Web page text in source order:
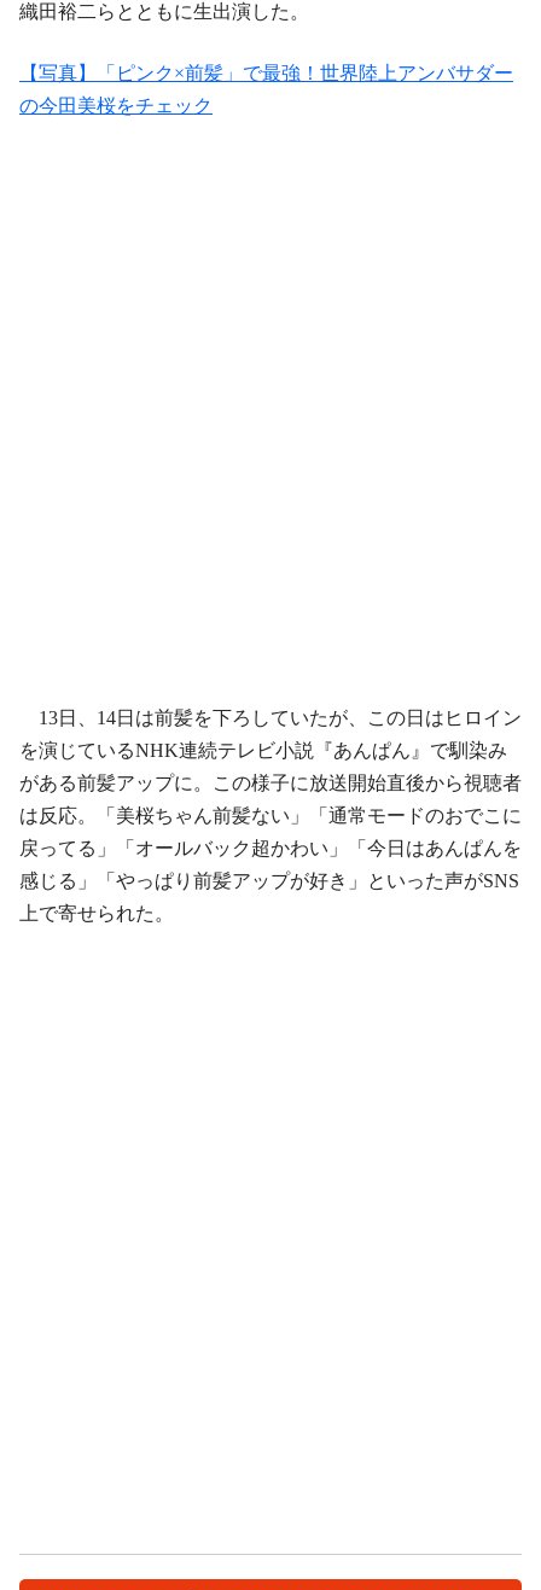
織田裕二らとともに生出演した。
【写真】「ピンク×前髪」で最強！世界陸上アンバサダー
の今田美桜をチェック
13日、14日は前髪を下ろしていたが、この日はヒロイン
を演じているNHK連続テレビ小説『あんぱん』で馴染み
がある前髪アップに。この様子に放送開始直後から視聴者
は反応。「美桜ちゃん前髪ない」「通常モードのおでこに
戻ってる」「オールバック超かわい」「今日はあんぱんを
感じる」「やっぱり前髪アップが好き」といった声がSNS
上で寄せられた。